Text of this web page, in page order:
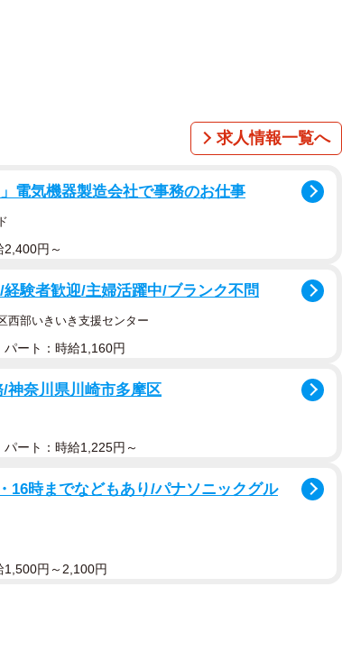
求人情報一覧へ
電気機器製造会社で事務のお仕事
2,400円～
験者歓迎/主婦活躍中/ブランク不問
西部いきいき支援センター
パート：時給1,160円
神奈川県川崎市多摩区
パート：時給1,225円～
16時までなどもあり/パナソニックグル
1,500円～2,100円